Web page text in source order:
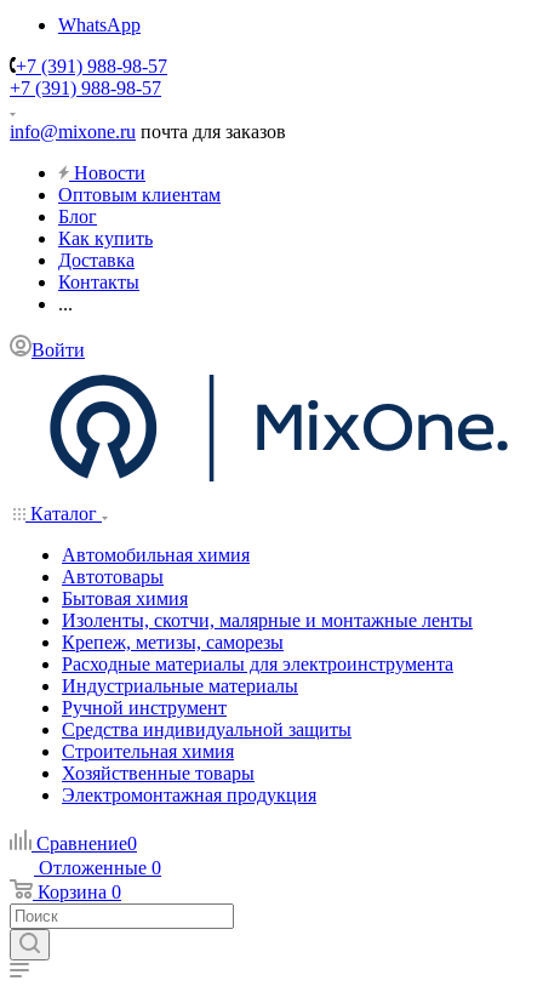
WhatsApp
+7 (391) 988-98-57
+7 (391) 988-98-57
info@mixone.ru почта для заказов
Новости
Оптовым клиентам
Блог
Как купить
Доставка
Контакты
...
Войти
Каталог
Автомобильная химия
Автотовары
Бытовая химия
Изоленты, скотчи, малярные и монтажные ленты
Крепеж, метизы, саморезы
Расходные материалы для электроинструмента
Индустриальные материалы
Ручной инструмент
Средства индивидуальной защиты
Строительная химия
Хозяйственные товары
Электромонтажная продукция
Сравнение0
Отложенные 0
Корзина 0